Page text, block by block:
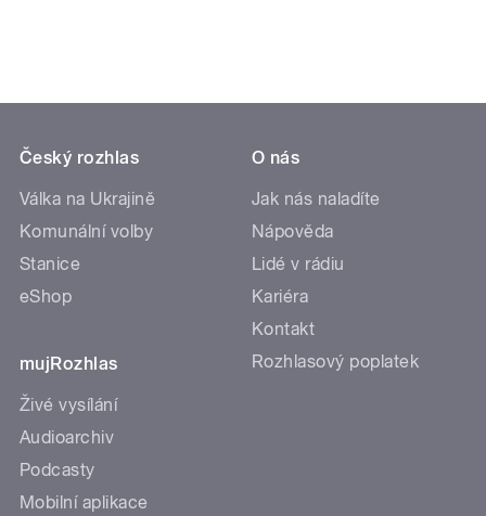
Český rozhlas
Válka na Ukrajině
Komunální volby
Stanice
eShop
mujRozhlas
Živé vysílání
Audioarchiv
Podcasty
Mobilní aplikace
O nás
Jak nás naladíte
Nápověda
Lidé v rádiu
Kariéra
Kontakt
Rozhlasový poplatek